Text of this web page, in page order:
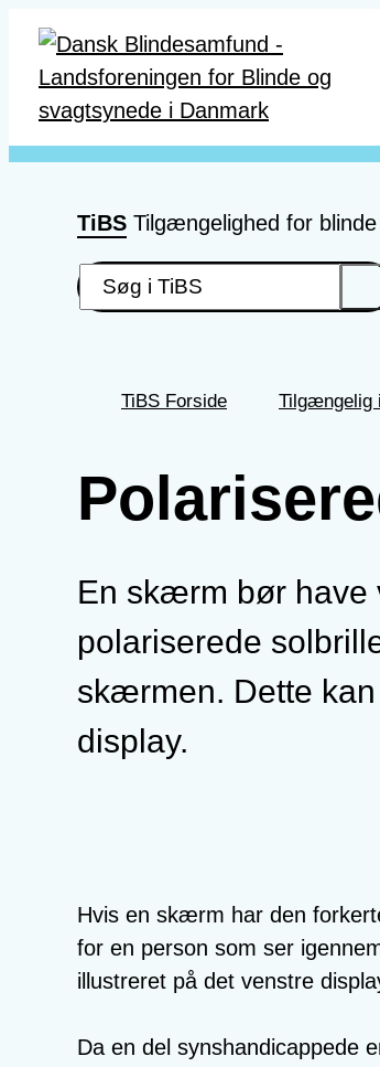
Gå til hovedindhold
TiBS Tilgængelighed for
her:
TiBS Forside Tilgængelig
En skærm bør have
polariserede
skærmen. Dette
display.
Hvis en skærm har den
for en person som ser
illustreret på det venstre
Da en del synshandicappede